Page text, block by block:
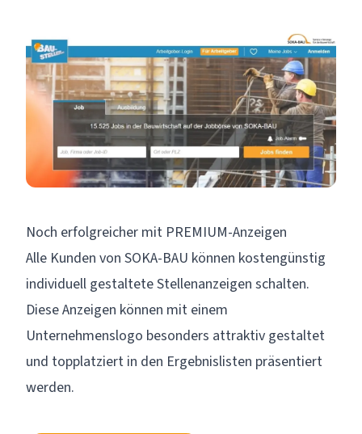
Noch erfolgreicher mit PREMIUM-Anzeigen
Alle Kunden von SOKA-BAU können kostengünstig
individuell gestaltete Stellenanzeigen schalten.
Diese Anzeigen können mit einem
Unternehmenslogo besonders attraktiv gestaltet
und topplatziert in den Ergebnislisten präsentiert
werden.